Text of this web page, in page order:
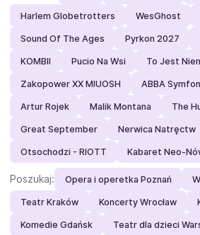
Harlem Globetrotters WesGhost
Sound Of The Ages Pyrkon 2027
KOMBII Pucio Na Wsi To Jest
Zakopower XX MIUOSH ABBA
Artur Rojek Malik Montana The
Great September Nerwica Natręctw
Otsochodzi - RIOTT Kabaret Neo-
Poszukaj: Opera i operetka Poznań
Teatr Kraków Koncerty Wrocław
Komedie Gdańsk Teatr dla dzieci